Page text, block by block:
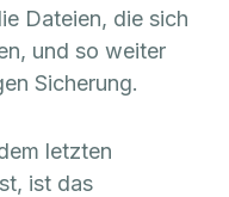
Dateien, die sich
und so weiter
Sicherung.
letzten
ist das